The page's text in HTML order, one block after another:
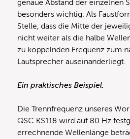
genaue Abstand der einzelnen
besonders wichtig. Als
Stelle, dass die Mitte der
nicht weiter als die halbe
zu koppelnden Frequenz zum
Lautsprecher auseinanderliegt.
Ein praktisches Beispiel.
Die Trennfrequenz unseres
QSC KS118 wird auf 80 Hz
errechnende Wellenlänge